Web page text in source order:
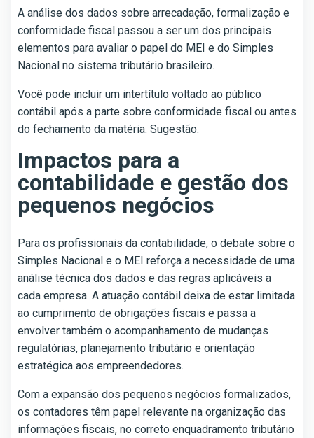
A análise dos dados sobre arrecadação, formalização e
conformidade fiscal passou a ser um dos principais
elementos para avaliar o papel do MEI e do Simples
Nacional no sistema tributário brasileiro.
Você pode incluir um intertítulo voltado ao público
contábil após a parte sobre conformidade fiscal ou antes
do fechamento da matéria. Sugestão:
Impactos para a
contabilidade e gestão dos
pequenos negócios
Para os profissionais da contabilidade, o debate sobre o
Simples Nacional e o MEI reforça a necessidade de uma
análise técnica dos dados e das regras aplicáveis a
cada empresa. A atuação contábil deixa de estar limitada
ao cumprimento de obrigações fiscais e passa a
envolver também o acompanhamento de mudanças
regulatórias, planejamento tributário e orientação
estratégica aos empreendedores.
Com a expansão dos pequenos negócios formalizados,
os contadores têm papel relevante na organização das
informações fiscais, no correto enquadramento tributário